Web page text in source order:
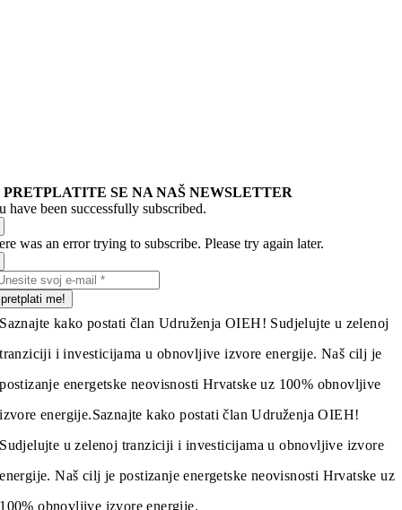
PRETPLATITE SE NA NAŠ NEWSLETTER
have been successfully subscribed.
was an error trying to subscribe. Please try again later.
pretplati me!
Saznajte kako postati član Udruženja OIEH! Sudjelujte u zelenoj
tranziciji i investicijama u obnovljive izvore energije. Naš cilj je
postizanje energetske neovisnosti Hrvatske uz 100% obnovljive
izvore energije.Saznajte kako postati član Udruženja OIEH!
Sudjelujte u zelenoj tranziciji i investicijama u obnovljive izvore
energije. Naš cilj je postizanje energetske neovisnosti Hrvatske uz
100% obnovljive izvore energije.